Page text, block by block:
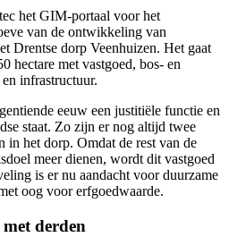
het GIM-portaal voor het
van de ontwikkeling van
Drentse dorp Veenhuizen. Het gaat
hectare met vastgoed, bos- en
infrastructuur.
eeuw een justitiële functie en
staat. Zo zijn er nog altijd twee
in het dorp. Omdat de rest van de
meer dienen, wordt dit vastgoed
is er nu aandacht voor duurzame
oog voor erfgoedwaarde.
derden